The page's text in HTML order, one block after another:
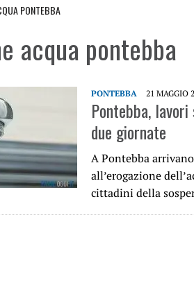
PONTEBBA
acqua pontebba
PONTEBBA 21 MAGGIO
Pontebba,
due giornate
A Pontebba
all’erogazione
cittadini della